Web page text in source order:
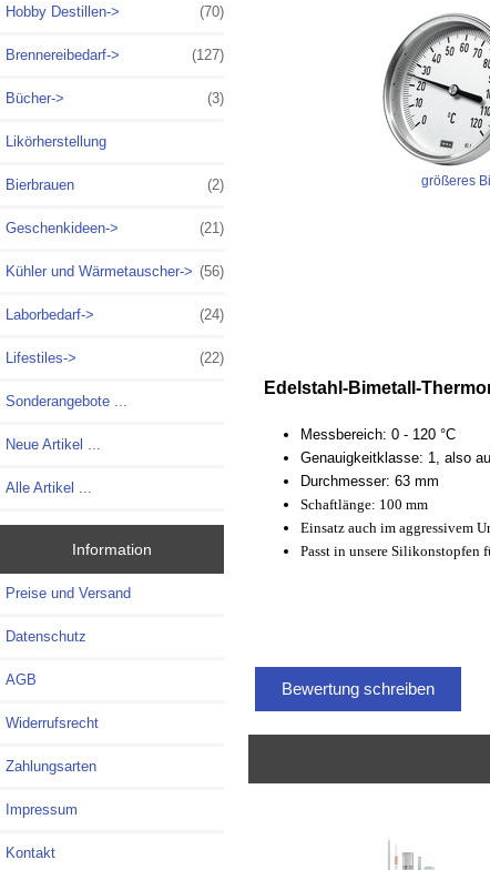
Hobby Destillen-> (70)
Brennereibedarf-> (127)
Bücher-> (3)
Likörherstellung
Bierbrauen (2)
Geschenkideen-> (21)
Kühler und Wärmetauscher-> (56)
Laborbedarf-> (24)
Lifestiles-> (22)
Sonderangebote ...
Neue Artikel ...
Alle Artikel ...
Information
Preise und Versand
Datenschutz
AGB
Widerrufsrecht
Zahlungsarten
Impressum
Kontakt
größeres
Edelstahl-Bimetall-
Messbereich: 0 - 120 °C
Genauigkeitklasse: 1, also
Durchmesser: 63 mm
Schaftlänge: 100 mm
Einsatz auch im aggressivem
Passt in unsere Silikonstopfen
Bewertung schreiben